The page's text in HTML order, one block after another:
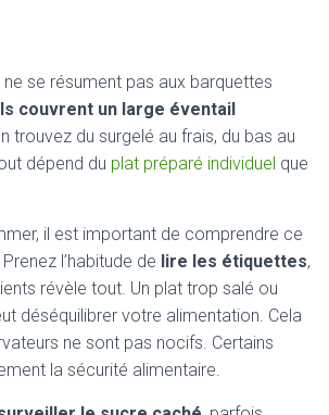
se résument pas aux barquettes
couvrent un large éventail
trouvez du surgelé au frais, du bas au
dépend du plat préparé individuel que
il est important de comprendre ce
l’habitude de lire les étiquettes,
révèle tout. Un plat trop salé ou
déséquilibrer votre alimentation. Cela
ne sont pas nocifs. Certains
la sécurité alimentaire.